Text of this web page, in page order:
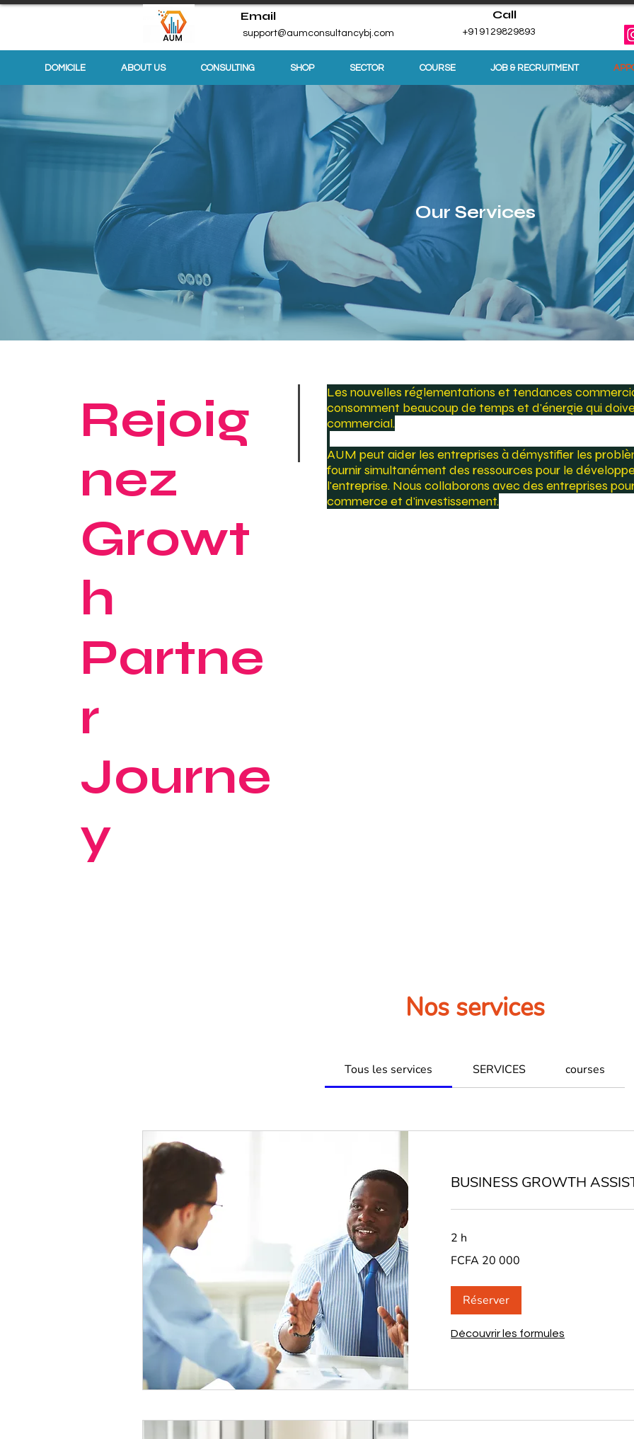
Email
support@aumconsultancybj.com
Call
+919129829893
DOMICILE ABOUT US CONSULTING SHOP SECTOR COURSE JOB & RECRUITMENT
Our Services
Rejoig
nez
Growt
h
Partne
r
Journe
y
Les nouvelles réglementations et tendances
consomment beaucoup de temps et d'énergie qui
commercial.
AUM peut aider les entreprises à démystifier les
fournir simultanément des ressources pour le
l'entreprise. Nous collaborons avec des entreprises
commerce et d'investissement.
Nos services
Tous les services SERVICES courses
BUSINESS GROWTH
2 h
20
FCFA 20 000
Réserver
Découvrir les formules